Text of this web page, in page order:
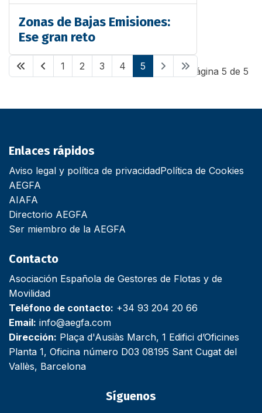
Zonas de Bajas Emisiones:
Ese gran reto
Página 5 de 5
1 2 3 4 5
Enlaces rápidos
Aviso legal y política de privacidadPolítica de Cookies
AEGFA
AIAFA
Directorio AEGFA
Ser miembro de la AEGFA
Contacto
Asociación Española de Gestores de Flotas y de
Movilidad
Teléfono de contacto: +34 93 204 20 66
Email: info@aegfa.com
Dirección: Plaça d'Ausiàs March, 1 Edifici d’Oficines
Planta 1, Oficina número D03 08195 Sant Cugat del
Vallès, Barcelona
Síguenos